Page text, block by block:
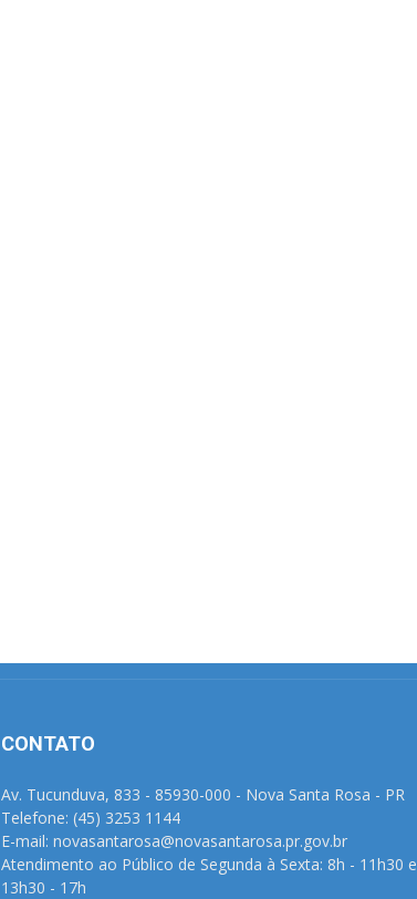
CONTATO
Av. Tucunduva, 833 - 85930-000 - Nova Santa Rosa - PR
Telefone: (45) 3253 1144
E-mail: novasantarosa@novasantarosa.pr.gov.br
Atendimento ao Público de Segunda à Sexta: 8h - 11h30 e
13h30 - 17h